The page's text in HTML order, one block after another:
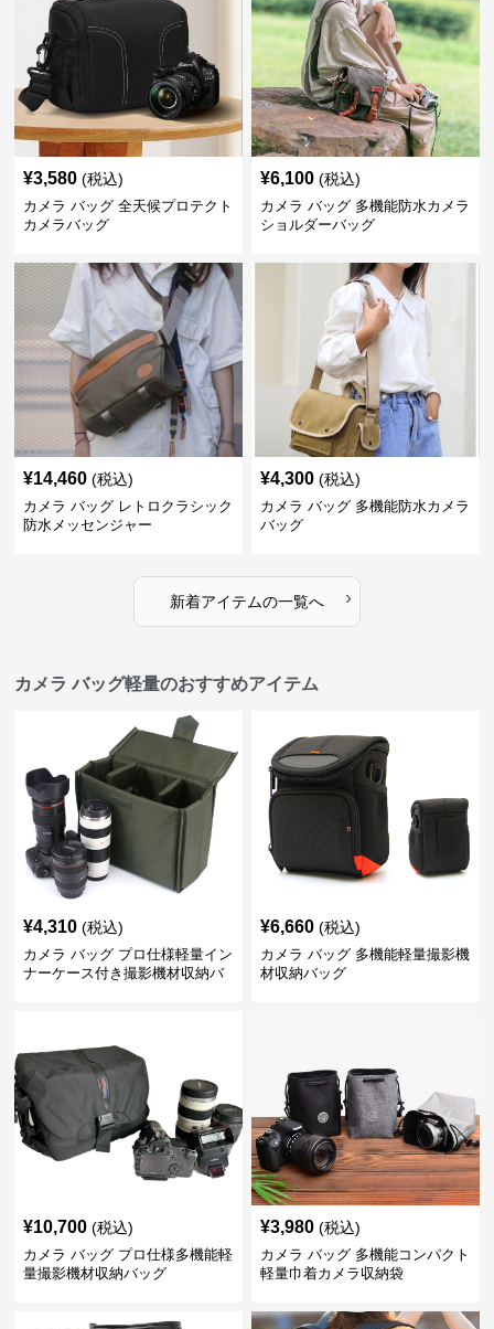
¥3,580 (税込)
カメラ バッグ 全天候プロテクト
カメラバッグ
¥6,100 (税込)
カメラ バッグ 多機能防水カメラ
ショルダーバッグ
¥14,460 (税込)
カメラ バッグ レトロクラシック
防水メッセンジャー
¥4,300 (税込)
カメラ バッグ 多機能防水カメラ
バッグ
新着アイテムの一覧へ ›
カメラ バッグ軽量のおすすめアイテム
¥4,310 (税込)
カメラ バッグ プロ仕様軽量イン
ナーケース付き撮影機材収納バ
¥6,660 (税込)
カメラ バッグ 多機能軽量撮影機
材収納バッグ
¥10,700 (税込)
カメラ バッグ プロ仕様多機能軽
量撮影機材収納バッグ
¥3,980 (税込)
カメラ バッグ 多機能コンパクト
軽量巾着カメラ収納袋